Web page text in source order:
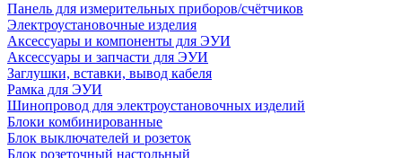
Панель для измерительных приборов/счётчиков
Электроустановочные изделия
Аксессуары и компоненты для ЭУИ
Аксессуары и запчасти для ЭУИ
Заглушки, вставки, вывод кабеля
Рамка для ЭУИ
Шинопровод для электроустановочных изделий
Блоки комбинированные
Блок выключателей и розеток
Блок розеточный настольный